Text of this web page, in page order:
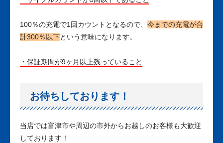
100％の充電で1回カウントとなるので、 今までの充電が合
計300％以下という意味になります。
・保証期間が9ヶ月以上残っていること
お待ちしております！
当店では富津市や周辺の市外からお越しのお客様も大歓迎
しております！